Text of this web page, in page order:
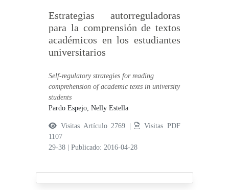
Estrategias autorreguladoras
para la comprensión de textos
académicos en los estudiantes
universitarios
Self-regulatory strategies for reading
comprehension of academic texts in university
students
Pardo Espejo, Nelly Estella
Visitas Artículo 2769 |
Visitas PDF
1107
29-38
|Publicado: 2016-04-28